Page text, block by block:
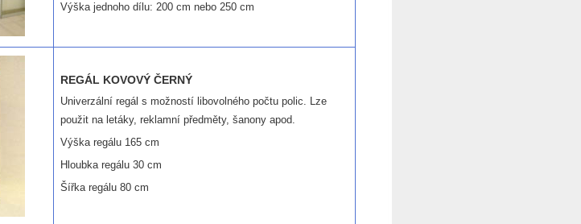
Výška jednoho dílu: 200 cm nebo 250 cm
REGÁL KOVOVÝ ČERNÝ
Univerzální regál s možností libovolného počtu polic. Lze
použit na letáky, reklamní předměty, šanony apod.
Výška regálu 165 cm
Hloubka regálu 30 cm
Šířka regálu 80 cm